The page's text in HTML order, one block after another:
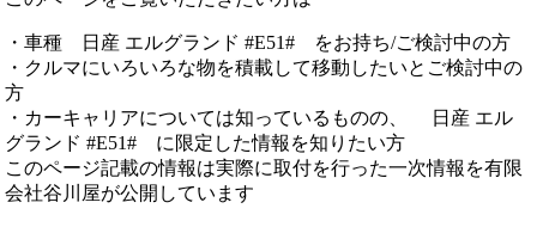
・車種 日産 エルグランド #E51# をお持ち/ご検討中の方
・クルマにいろいろな物を積載して移動したいとご検討中の
方
・カーキャリアについては知っているものの、 日産 エル
グランド #E51# に限定した情報を知りたい方
このページ記載の情報は実際に取付を行った一次情報を有限
会社谷川屋が公開しています